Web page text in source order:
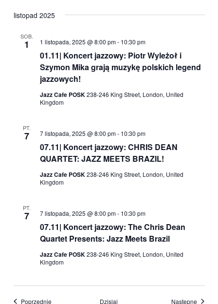
listopad 2025
SOB.
1
01.11| Koncert jazzowy: Piotr Wyleżoł i
Szymon Mika grają muzykę polskich legend
jazzowych!
1 listopada, 2025 @ 8:00 pm- 10:30 pm
Jazz Cafe POSK238-246 King Street, London, United
Kingdom
PT.
7
07.11| Koncert jazzowy: CHRIS DEAN
QUARTET: JAZZ MEETS BRAZIL!
7 listopada, 2025 @ 8:00 pm- 10:30 pm
Jazz Cafe POSK238-246 King Street, London, United
Kingdom
PT.
7
07.11| Koncert jazzowy: The Chris Dean
Quartet Presents: Jazz Meets Brazil
7 listopada, 2025 @ 8:00 pm- 10:30 pm
Jazz Cafe POSK238-246 King Street, London, United
Kingdom
PoprzednieWydarzenia Dzisiaj Następne